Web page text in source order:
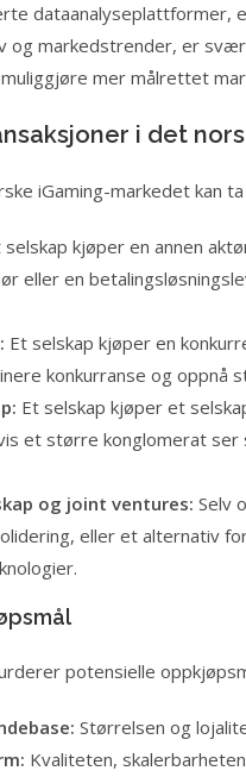
dataanalyseplattformer,
og markedstrender, er
mer målrettet
i det
iGaming-markedet kan
selskap kjøper en annen
eller en
Et selskap kjøper en
konkurranse og oppnå
Et selskap kjøper et
et større konglomerat
og joint ventures: Selv
eller et alternativ
potensielle
Størrelsen og
Kvaliteten,